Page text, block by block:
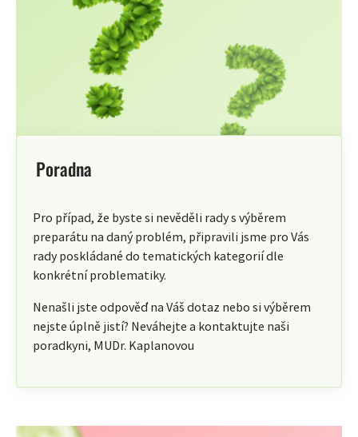
Poradna
Pro případ, že byste si nevěděli rady s výběrem
preparátu na daný problém, připravili jsme pro Vás
rady poskládané do tematických kategorií dle
konkrétní problematiky.
Nenašli jste odpověď na Váš dotaz nebo si výběrem
nejste úplně jistí? Neváhejte a kontaktujte naši
poradkyni, MUDr. Kaplanovou